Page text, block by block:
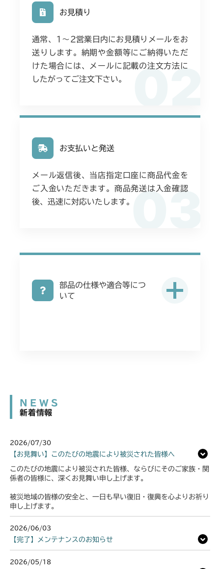
02
お見積り
通常、1〜2営業日内にお見積りメールをお
送りします。納期や金額等にご納得いただ
けた場合には、メールに記載の注文方法に
したがってご注文下さい。
03
お支払いと発送
メール返信後、当店指定口座に商品代金を
ご入金いただきます。商品発送は入金確認
後、迅速に対応いたします。
部品の仕様や適合等につ
いて
NEWS
新着情報
2026/07/30
【お見舞い】このたびの地震により被災された皆様へ
このたびの地震により被災された皆様、ならびにそのご家族・関
係者の皆様に、深くお見舞い申し上げます。
被災地域の皆様の安全と、一日も早い復旧・復興を心よりお祈り
申し上げます。
2026/06/03
【完了】メンテナンスのお知らせ
2026/05/18